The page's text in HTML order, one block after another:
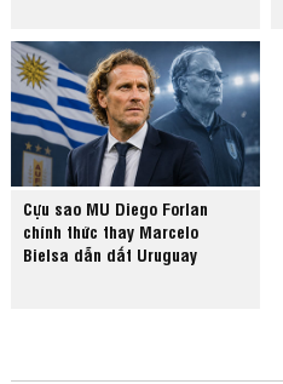
Cựu sao MU Diego Forlan
chính thức thay Marcelo
Bielsa dẫn dắt Uruguay